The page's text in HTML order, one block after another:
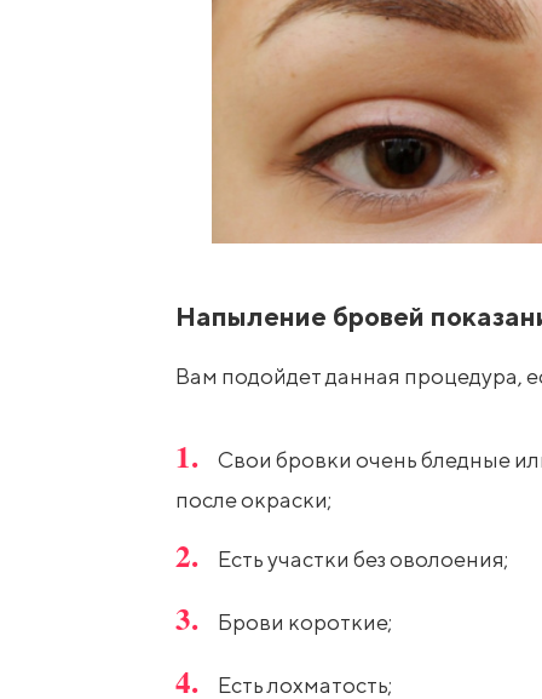
Напыление бровей
Вам подойдет данная процедура,
Свои бровки очень бледные
после окраски;
Есть участки без оволоения;
Брови короткие;
Есть лохматость;